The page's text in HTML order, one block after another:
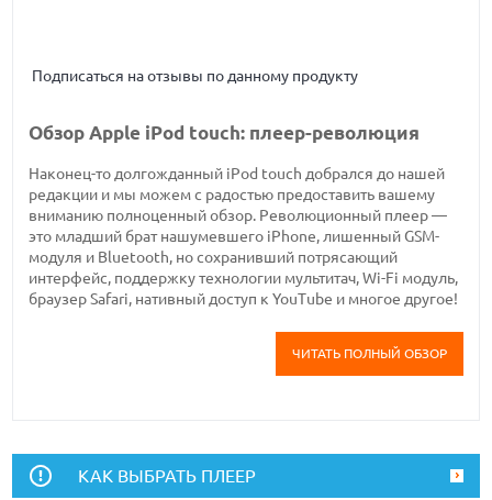
Подписаться на отзывы по данному продукту
Обзор Apple iPod touch: плеер-революция
Наконец-то долгожданный iPod touch добрался до нашей
редакции и мы можем с радостью предоставить вашему
вниманию полноценный обзор. Революционный плеер —
это младший брат нашумевшего iPhone, лишенный GSM-
модуля и Bluetooth, но сохранивший потрясающий
интерфейс, поддержку технологии мультитач, Wi-Fi модуль,
браузер Safari, нативный доступ к YouTube и многое другое!
ЧИТАТЬ ПОЛНЫЙ ОБЗОР
КАК ВЫБРАТЬ ПЛЕЕР